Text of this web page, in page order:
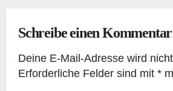
Schreibe einen Kommentar
Deine E-Mail-Adresse wird
Erforderliche Felder sind mit *